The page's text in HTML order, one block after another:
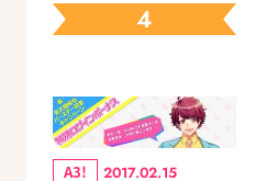
4
A3! 2017.02.15